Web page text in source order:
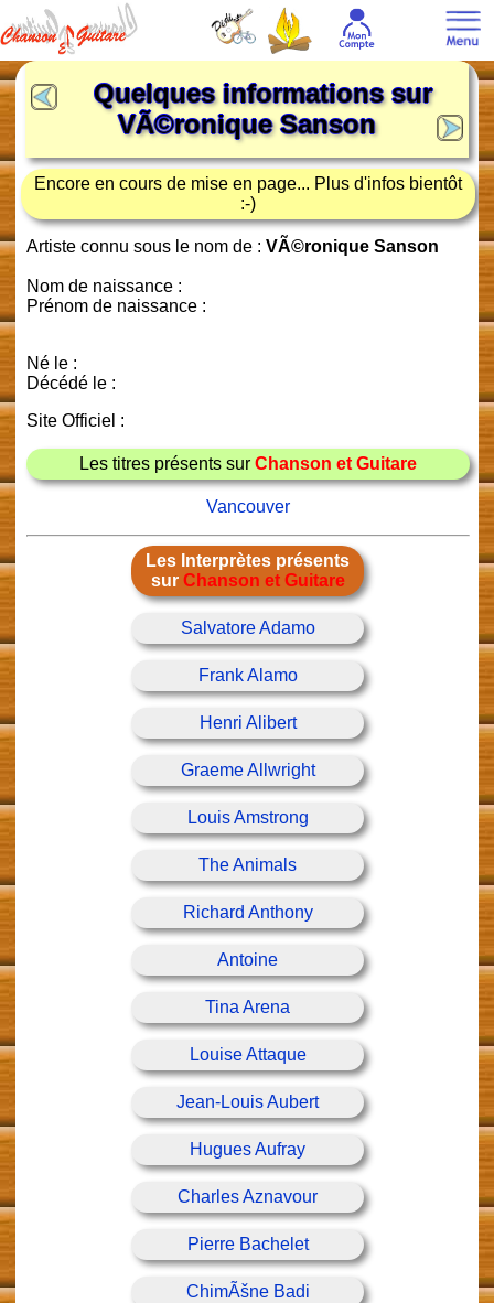
Quelques informations sur
VÃ©ronique Sanson
Encore en cours de mise en page... Plus d'infos bientôt
:-)
Artiste connu sous le nom de : VÃ©ronique Sanson
Nom de naissance :
Prénom de naissance :
Né le :
Décédé le :
Site Officiel :
Les titres présents sur Chanson et Guitare
Vancouver
Les Interprètes présents
sur Chanson et Guitare
Salvatore Adamo
Frank Alamo
Henri Alibert
Graeme Allwright
Louis Amstrong
The Animals
Richard Anthony
Antoine
Tina Arena
Louise Attaque
Jean-Louis Aubert
Hugues Aufray
Charles Aznavour
Pierre Bachelet
ChimÃšne Badi